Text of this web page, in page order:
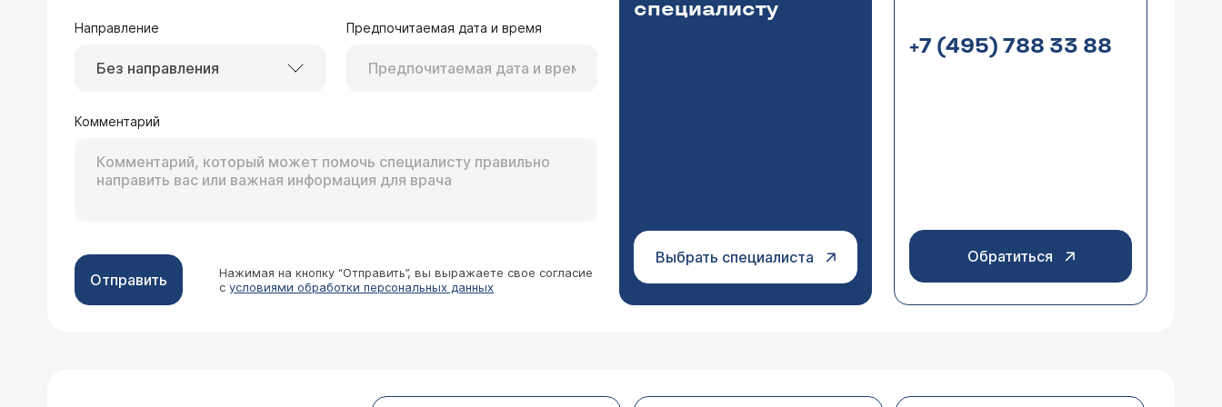
01.11.2016 Ольга, 27 лет, Москва
вам) для дальнейшей операции (как я поняла мне нужна будет эндоскопическая коагуляция очагов эндометриоза). Так как
приду к вам, я бы хотела уточнить заранее несколько вопросов: 1. как быстро от момента приема вы сможете назначить
меня на операцию, конечно, если найдете для этого показания, согласившись с мои лечащим врачом? 2. на какой день
как скоро можно беременеть после операции (как правило)? Буду очень благодарна, если Вы ответите максимально полно
на мои вопросы Спасибо
Врач — гинеколог Ярочкина Марина Игоревна
Уважаемая Ольга, мы назначаем операцию в ближайшее время после консультации. Обычно пациентка выписывается
из стационара на 2-3 день после лапароскопии. После получения результатов гистологии, как правило, назначается
после операции разрешается через месяц. Более подробные ответы Вы получите на консультации перед операцией.
Направление
Без направления
Предпочитаемая дата и время
Комментарий
Отправить
Нажимая на кнопку “Отправить”, вы выражаете свое согласие
с условиями обработки персональных данных
специалисту
Выбрать специалиста
+7 (495) 788 33 88
Обратиться